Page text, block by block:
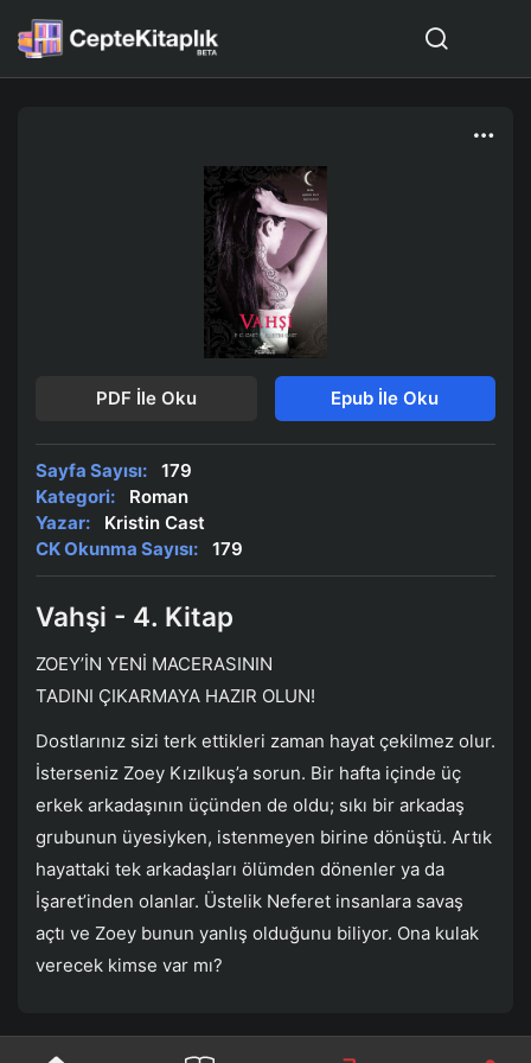
PDF İle Oku Epub İle Oku
Sayfa Sayısı:
179
Kategori:
Roman
Yazar:
Kristin Cast
CK Okunma Sayısı:
179
Vahşi - 4. Kitap
ZOEY’İN YENİ MACERASININ
TADINI ÇIKARMAYA HAZIR OLUN!
Dostlarınız sizi terk ettikleri zaman hayat çekilmez olur.
İsterseniz Zoey Kızılkuş’a sorun. Bir hafta içinde üç
erkek arkadaşının üçünden de oldu; sıkı bir arkadaş
grubunun üyesiyken, istenmeyen birine dönüştü. Artık
hayattaki tek arkadaşları ölümden dönenler ya da
İşaret’inden olanlar. Üstelik Neferet insanlara savaş
açtı ve Zoey bunun yanlış olduğunu biliyor. Ona kulak
verecek kimse var mı?